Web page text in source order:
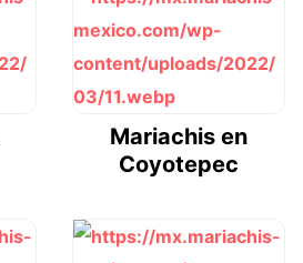
Mariachis en
Coyotepec